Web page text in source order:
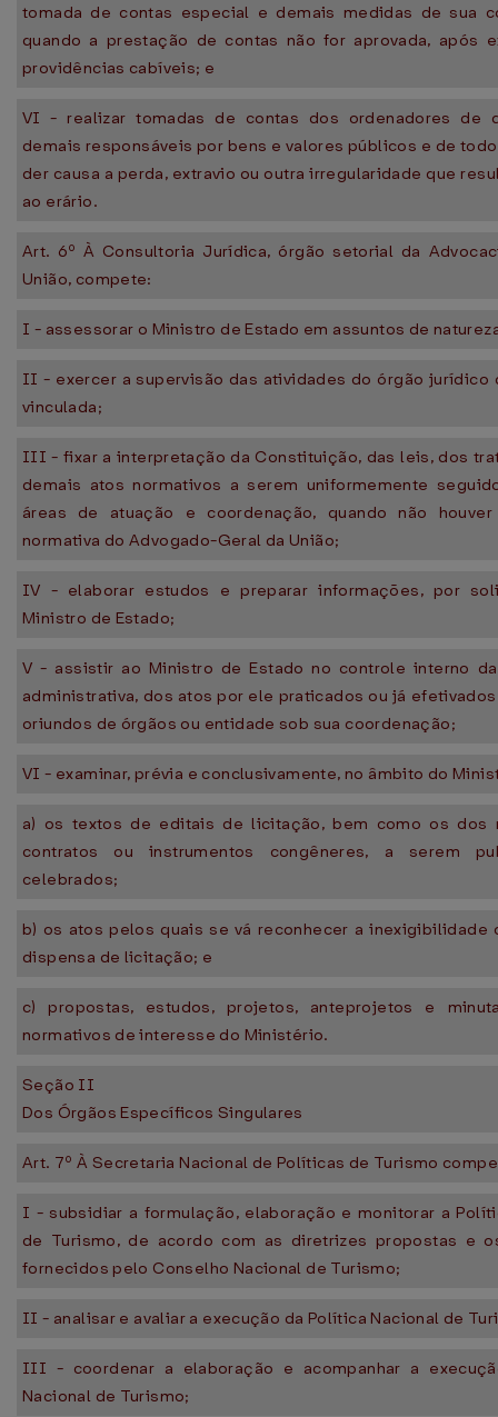
tomada de contas especial e demais medidas de sua
quando a prestação de contas não for aprovada, após
providências cabíveis; e
VI - realizar tomadas de contas dos ordenadores de
demais responsáveis por bens e valores públicos e de
der causa a perda, extravio ou outra irregularidade que
ao erário.
Art. 6º À Consultoria Jurídica, órgão setorial da
União, compete:
I - assessorar o Ministro de Estado em assuntos de
II - exercer a supervisão das atividades do órgão jurídico
vinculada;
III - fixar a interpretação da Constituição, das leis, dos
demais atos normativos a serem uniformemente
áreas de atuação e coordenação, quando não
normativa do Advogado-Geral da União;
IV - elaborar estudos e preparar informações, por
Ministro de Estado;
V - assistir ao Ministro de Estado no controle interno
administrativa, dos atos por ele praticados ou já
oriundos de órgãos ou entidade sob sua coordenação;
VI - examinar, prévia e conclusivamente, no âmbito do
a) os textos de editais de licitação, bem como os dos
contratos ou instrumentos congêneres, a serem
celebrados;
b) os atos pelos quais se vá reconhecer a inexigibilidade
dispensa de licitação; e
c) propostas, estudos, projetos, anteprojetos e
normativos de interesse do Ministério.
Seção II
Dos Órgãos Específicos Singulares
Art. 7º À Secretaria Nacional de Políticas de Turismo
I - subsidiar a formulação, elaboração e monitorar a
de Turismo, de acordo com as diretrizes propostas e
fornecidos pelo Conselho Nacional de Turismo;
II - analisar e avaliar a execução da Política Nacional de
III - coordenar a elaboração e acompanhar a
Nacional de Turismo;